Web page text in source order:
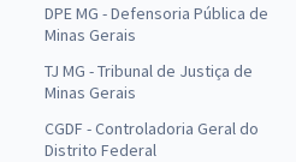
DPE MG - Defensoria Pública de
Minas Gerais
TJ MG - Tribunal de Justiça de
Minas Gerais
CGDF - Controladoria Geral do
Distrito Federal